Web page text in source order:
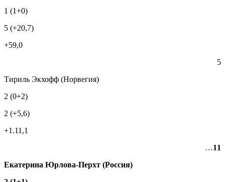
1 (1+0)
5 (+20,7)
+59,0
5
Тириль Экхофф (Норвегия)
2 (0+2)
2 (+5,6)
+1.11,1
…11
Екатерина Юрлова-Перхт (Россия)